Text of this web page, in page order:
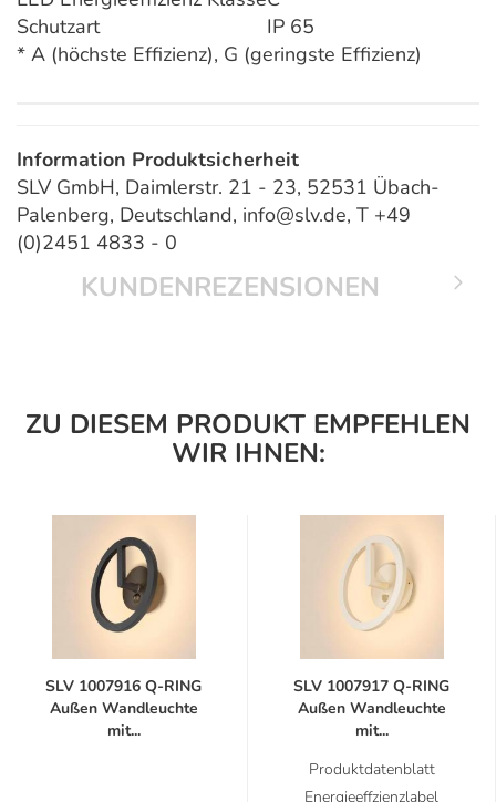
Schutzart
IP 65
* A (höchste Effizienz), G (geringste Effizienz)
Information Produktsicherheit
SLV GmbH, Daimlerstr. 21 - 23, 52531 Übach-
Palenberg, Deutschland, info@slv.de, T +49
(0)2451 4833 - 0
KUNDENREZENSIONEN
ZU DIESEM PRODUKT EMPFEHLEN
WIR IHNEN:
SLV 1007916 Q-RING
Außen Wandleuchte
mit...
SLV 1007917 Q-RING
Außen Wandleuchte
mit...
Produktdatenblatt
Energieeffzienzlabel